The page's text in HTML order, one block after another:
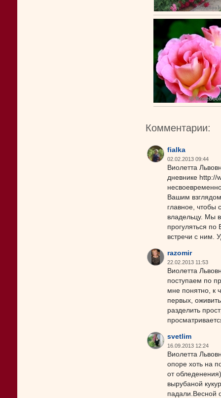
Комментарии:
fialka
02.02.2013 09:44
Виолетта
дневнике http://
Вашим
главное, чтобы
владельцу. Мы
прогуляться
встречи с ним.
razomir
22.02.2013 11:53
Виолетта
поступаем по
мне понятно, к
первых,
разделить
svetlim
16.09.2013 12:24
Виолетта
опоре хоть на
от
вырубаной
падали.Весной